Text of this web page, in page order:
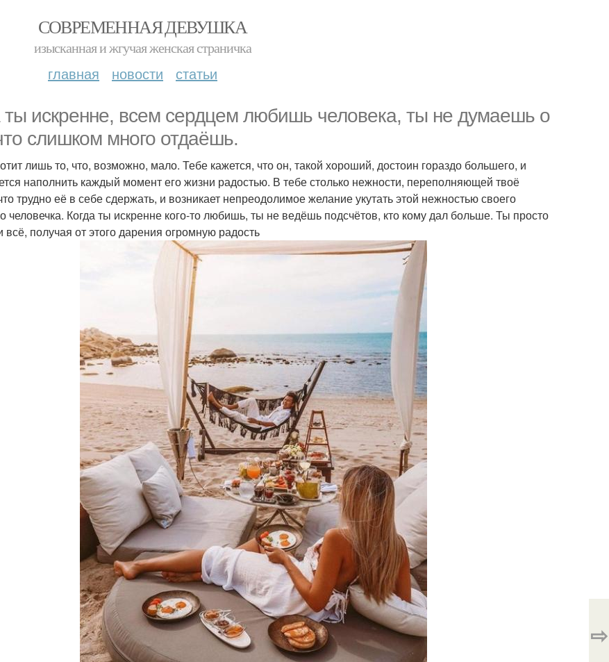
СОВРЕМЕННАЯ ДЕВУШКА
изысканная и жгучая женская страничка
главная новости статьи
ты искренне, всем сердцем любишь человека, ты не думаешь о
слишком много отдаёшь.
лишь то, что, возможно, мало. Тебе кажется, что он, такой хороший, достоин гораздо большего, и
наполнить каждый момент его жизни радостью. В тебе столько нежности, переполняющей твоё
трудно её в себе сдержать, и возникает непреодолимое желание укутать этой нежностью своего
человечка. Когда ты искренне кого-то любишь, ты не ведёшь подсчётов, кто кому дал больше. Ты просто
получая от этого дарения огромную радость
⇨